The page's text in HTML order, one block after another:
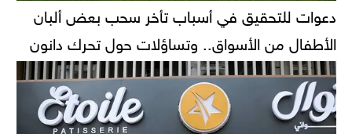
دعوات للتحقيق في أسباب تأخر سحب بعض ألبان
الأطفال من الأسواق.. وتساؤلات حول تحرك دانون